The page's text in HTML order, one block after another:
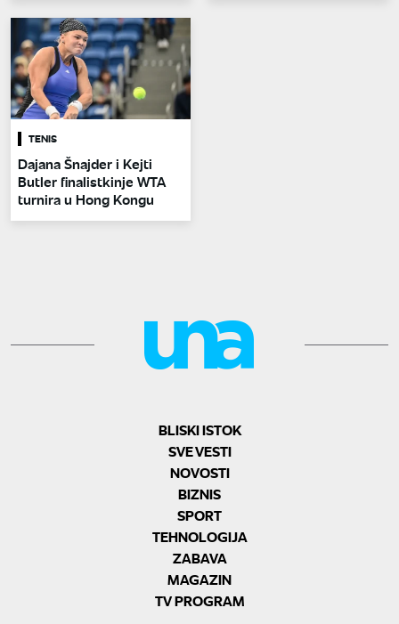
TENIS
Dajana Šnajder i Kejti
Butler finalistkinje WTA
turnira u Hong Kongu
BLISKI ISTOK
SVE VESTI
NOVOSTI
BIZNIS
SPORT
TEHNOLOGIJA
ZABAVA
MAGAZIN
TV PROGRAM